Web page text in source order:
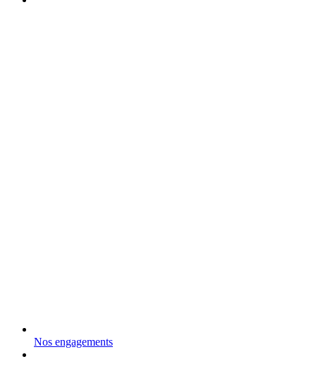
Nos engagements